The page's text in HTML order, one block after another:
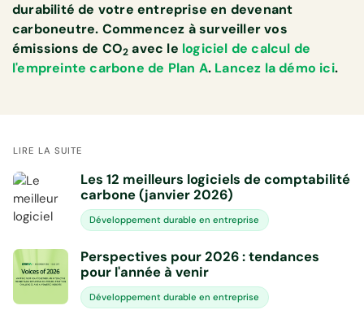
durabilité de votre entreprise en devenant
carboneutre. Commencez à surveiller vos
émissions de CO2 avec le logiciel de calcul de
l'empreinte carbone de Plan A. Lancez la démo ici.
LIRE LA SUITE
Les 12 meilleurs logiciels de comptabilité
carbone (janvier 2026)
Développement durable en entreprise
Perspectives pour 2026 : tendances
pour l'année à venir
Développement durable en entreprise